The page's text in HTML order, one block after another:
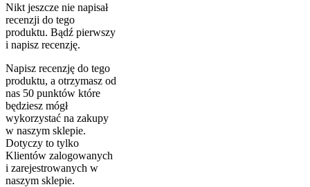
Nikt jeszcze nie napisał
recenzji do tego
produktu. Bądź pierwszy
i napisz recenzję.
Napisz recenzję do tego
produktu, a otrzymasz od
nas 50 punktów które
będziesz mógł
wykorzystać na zakupy
w naszym sklepie.
Dotyczy to tylko
Klientów zalogowanych
i zarejestrowanych w
naszym sklepie.